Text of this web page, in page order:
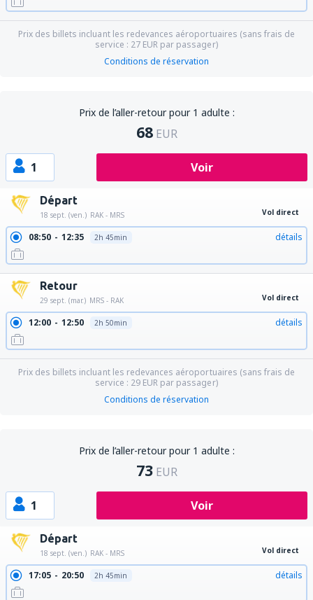
Prix des billets incluant les redevances aéroportuaires (sans frais de
service : 27 EUR par passager)
Conditions de réservation
Prix de l’aller-retour pour 1 adulte :
68 EUR
1 Voir
Départ
18 sept. (ven.) RAK - MRS Vol direct
08:50 12:35 2h 45min détails
Retour
29 sept. (mar.) MRS - RAK Vol direct
12:00 12:50 2h 50min détails
Prix des billets incluant les redevances aéroportuaires (sans frais de
service : 29 EUR par passager)
Conditions de réservation
Prix de l’aller-retour pour 1 adulte :
73 EUR
1 Voir
Départ
18 sept. (ven.) RAK - MRS Vol direct
17:05 20:50 2h 45min détails